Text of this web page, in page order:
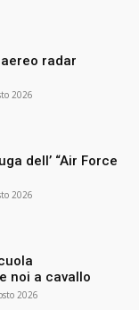
radar
2026
dell’ “Air Force
2026
noi a cavallo
2026